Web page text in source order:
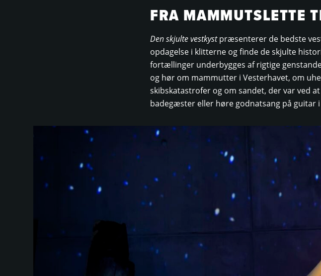
FRA MAMMUTSLETTE
Den skjulte vestkystpræsenterer de bedste
opdagelse i klitterne og finde de skjulte
fortællinger underbygges af rigtige
og hør om mammutter i Vesterhavet, om
skibskatastrofer og om sandet, der var ved
badegæster eller høre godnatsang på guitar